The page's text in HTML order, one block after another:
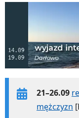
21–26.09
mężczyzn